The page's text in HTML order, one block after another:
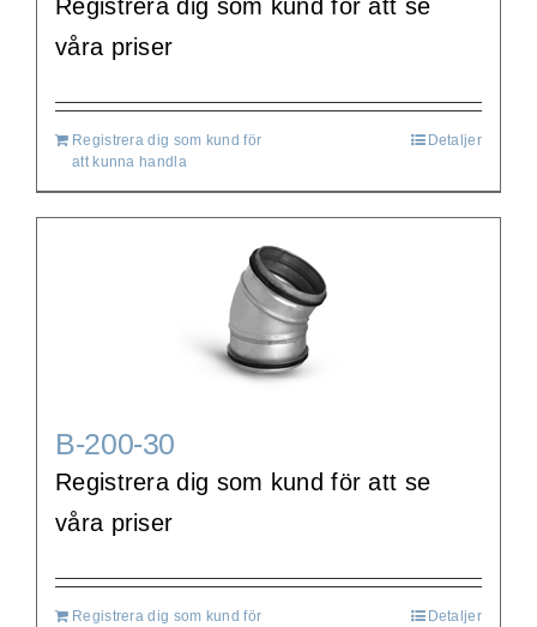
Registrera dig som kund för att se
våra priser
Registrera dig som kund för
att kunna handla
Detaljer
B-200-30
Registrera dig som kund för att se
våra priser
Registrera dig som kund för
Detaljer